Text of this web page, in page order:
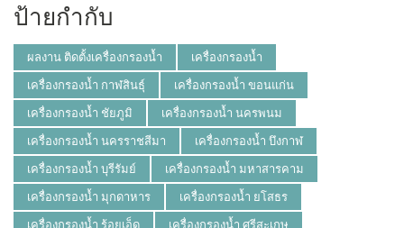
ป้ายกำกับ
ผลงาน ติดตั้งเครื่องกรองน้ำ
เครื่องกรองน้ำ
เครื่องกรองน้ำ กาฬสินธุ์
เครื่องกรองน้ำ ขอนแก่น
เครื่องกรองน้ำ ชัยภูมิ
เครื่องกรองน้ำ นครพนม
เครื่องกรองน้ำ นครราชสีมา
เครื่องกรองน้ำ บึงกาฬ
เครื่องกรองน้ำ บุรีรัมย์
เครื่องกรองน้ำ มหาสารคาม
เครื่องกรองน้ำ มุกดาหาร
เครื่องกรองน้ำ ยโสธร
เครื่องกรองน้ำ ร้อยเอ็ด
เครื่องกรองน้ำ ศรีสะเกษ